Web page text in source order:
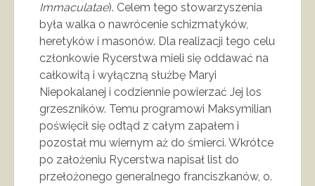
Immaculatae). Celem tego stowarzyszenia
była walka o nawrócenie schizmatyków,
heretyków i masonów. Dla realizacji tego celu
członkowie Rycerstwa mieli się oddawać na
całkowitą i wyłączną służbę Maryi
Niepokalanej i codziennie powierzać Jej los
grzeszników. Temu programowi Maksymilian
poświęcił się odtąd z całym zapałem i
pozostał mu wiernym aż do śmierci. Wkrótce
po założeniu Rycerstwa napisał list do
przełożonego generalnego franciszkanów, o.